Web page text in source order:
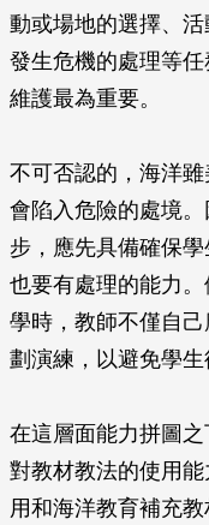
動或場地的選擇、
發生危機的處理等
維護最為重要。
不可否認的，海洋
會陷入危險的處境
步，應先具備確保
也要有處理的能力
學時，教師不僅自
劃演練，以避免學生
在這層面能力拼圖
對教材教法的使用
用和海洋教育補充